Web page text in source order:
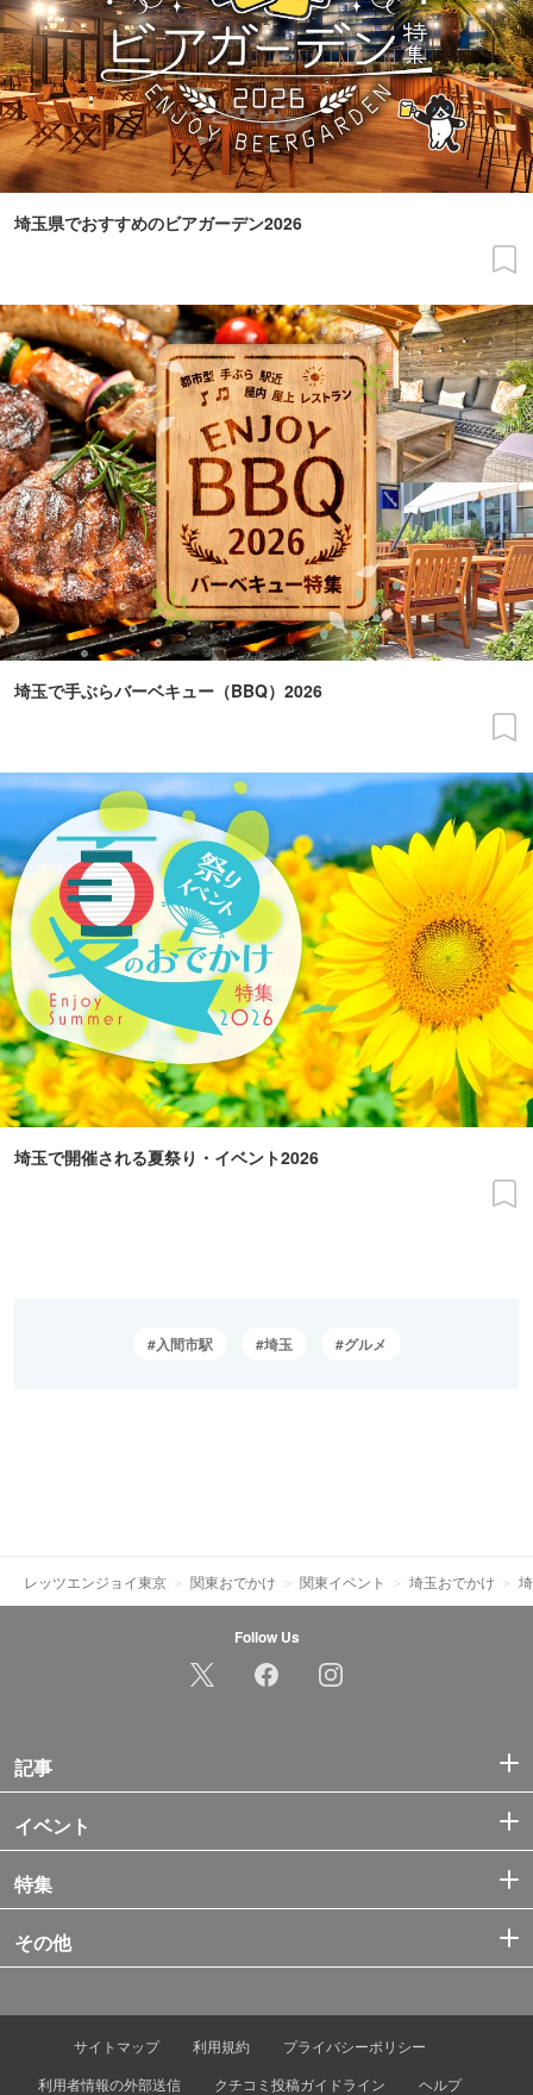
埼玉県でおすすめのビアガーデン2026
埼玉で手ぶらバーベキュー（BBQ）2026
埼玉で開催される夏祭り・イベント2026
入間市駅 埼玉 グルメ
レッツエンジョイ東京 関東おでかけ 関東イベント 埼玉おでかけ
Follow Us
記事
イベント
特集
その他
サイトマップ 利用規約
プライバシーポリシー
利用者情報の外部送信
クチコミ投稿ガイドライン ヘルプ